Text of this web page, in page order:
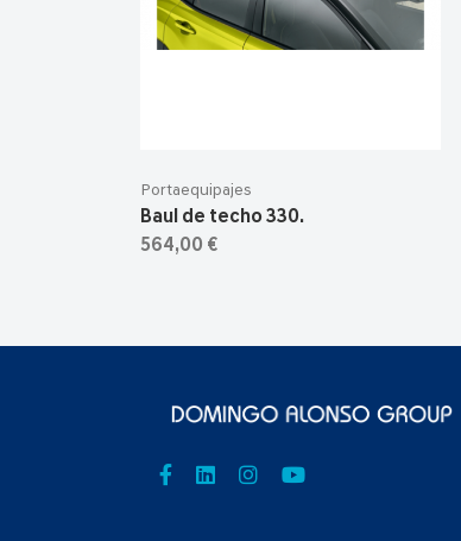
Portaequipajes
Baul de techo 330.
564,00 €